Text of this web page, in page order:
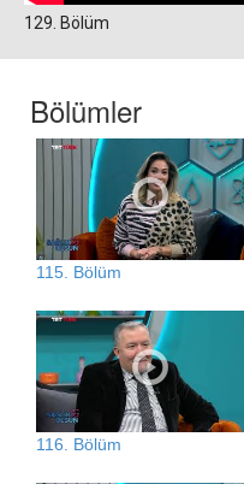
129. Bölüm
Bölümler
115. Bölüm
116. Bölüm